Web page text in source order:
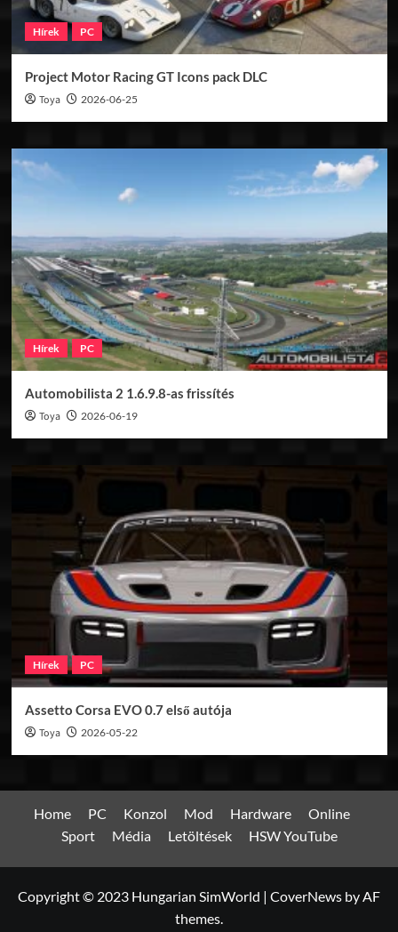
Hírek PC
Project Motor Racing GT Icons pack DLC
Toya 2026-06-25
Hírek PC
Automobilista 2 1.6.9.8-as frissítés
Toya 2026-06-19
Hírek PC
Assetto Corsa EVO 0.7 első autója
Toya 2026-05-22
Home PC Konzol Mod Hardware
Online
Sport
Média Letöltések HSW YouTube
Copyright © 2023 Hungarian SimWorld | CoverNews by AF
themes.